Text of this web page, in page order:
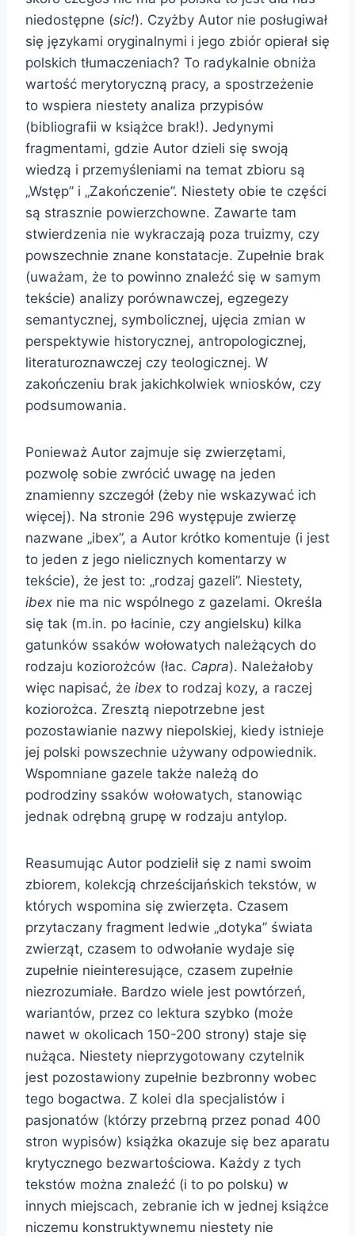
niedostępne (sic!). Czyżby Autor nie posługiwał
się językami oryginalnymi i jego zbiór opierał się
polskich tłumaczeniach? To radykalnie obniża
wartość merytoryczną pracy, a spostrzeżenie
to wspiera niestety analiza przypisów
(bibliografii w książce brak!). Jedynymi
fragmentami, gdzie Autor dzieli się swoją
wiedzą i przemyśleniami na temat zbioru są
„Wstęp” i „Zakończenie”. Niestety obie te części
są strasznie powierzchowne. Zawarte tam
stwierdzenia nie wykraczają poza truizmy, czy
powszechnie znane konstatacje. Zupełnie brak
(uważam, że to powinno znaleźć się w samym
tekście) analizy porównawczej, egzegezy
semantycznej, symbolicznej, ujęcia zmian w
perspektywie historycznej, antropologicznej,
literaturoznawczej czy teologicznej. W
zakończeniu brak jakichkolwiek wniosków, czy
podsumowania.
Ponieważ Autor zajmuje się zwierzętami,
pozwolę sobie zwrócić uwagę na jeden
znamienny szczegół (żeby nie wskazywać ich
więcej). Na stronie 296 występuje zwierzę
nazwane „ibex”, a Autor krótko komentuje (i jest
to jeden z jego nielicznych komentarzy w
tekście), że jest to: „rodzaj gazeli”. Niestety,
ibex nie ma nic wspólnego z gazelami. Określa
się tak (m.in. po łacinie, czy angielsku) kilka
gatunków ssaków wołowatych należących do
rodzaju koziorożców (łac. Capra). Należałoby
więc napisać, że ibex to rodzaj kozy, a raczej
koziorożca. Zresztą niepotrzebne jest
pozostawianie nazwy niepolskiej, kiedy istnieje
jej polski powszechnie używany odpowiednik.
Wspomniane gazele także należą do
podrodziny ssaków wołowatych, stanowiąc
jednak odrębną grupę w rodzaju antylop.
Reasumując Autor podzielił się z nami swoim
zbiorem, kolekcją chrześcijańskich tekstów, w
których wspomina się zwierzęta. Czasem
przytaczany fragment ledwie „dotyka” świata
zwierząt, czasem to odwołanie wydaje się
zupełnie nieinteresujące, czasem zupełnie
niezrozumiałe. Bardzo wiele jest powtórzeń,
wariantów, przez co lektura szybko (może
nawet w okolicach 150-200 strony) staje się
nużąca. Niestety nieprzygotowany czytelnik
jest pozostawiony zupełnie bezbronny wobec
tego bogactwa. Z kolei dla specjalistów i
pasjonatów (którzy przebrną przez ponad 400
stron wypisów) książka okazuje się bez aparatu
krytycznego bezwartościowa. Każdy z tych
tekstów można znaleźć (i to po polsku) w
innych miejscach, zebranie ich w jednej książce
niczemu konstruktywnemu niestety nie